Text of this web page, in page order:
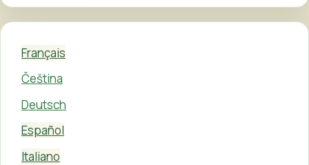
Français
Čeština
Deutsch
Español
Italiano